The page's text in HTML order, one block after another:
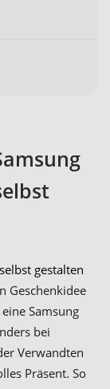
gestalten
Geschenkidee
Samsung
bei
Verwandten
Präsent. So